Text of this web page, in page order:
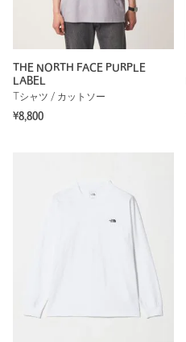
THE NORTH FACE PURPLE
LABEL
Tシャツ / カットソー
¥8,800